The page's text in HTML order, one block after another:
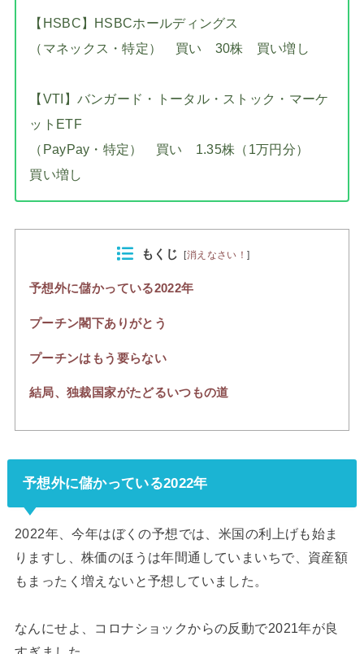
【HSBC】HSBCホールディングス
（マネックス・特定） 買い 30株 買い増し
【VTI】バンガード・トータル・ストック・マーケ
ットETF
（PayPay・特定） 買い 1.35株（1万円分）
買い増し
もくじ [消えなさい！]
予想外に儲かっている2022年
プーチン閣下ありがとう
プーチンはもう要らない
結局、独裁国家がたどるいつもの道
予想外に儲かっている2022年
2022年、今年はぼくの予想では、米国の利上げも始ま
りますし、株価のほうは年間通していまいちで、資産額
もまったく増えないと予想していました。
なんにせよ、コロナショックからの反動で2021年が良